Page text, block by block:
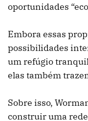
oportunidades
Embora essas
possibilidades
um refúgio
elas também
Sobre isso,
construir uma